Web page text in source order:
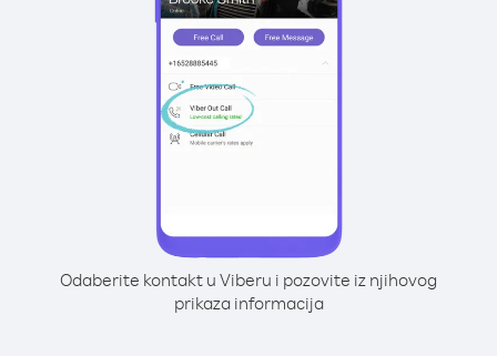
Odaberite kontakt u Viberu i pozovite iz njihovog
prikaza informacija